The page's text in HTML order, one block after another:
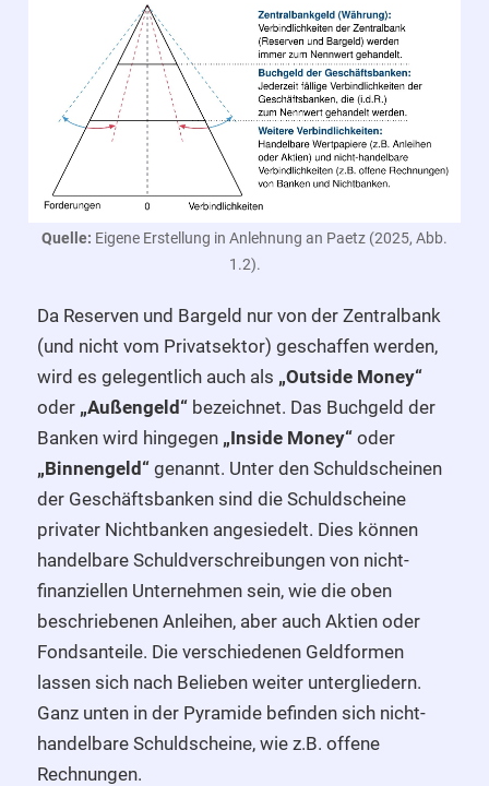
Quelle: Eigene Erstellung in Anlehnung an Paetz (2025, Abb.
1.2).
Da Reserven und Bargeld nur von der Zentralbank
(und nicht vom Privatsektor) geschaffen werden,
wird es gelegentlich auch als „Outside Money“
oder „Außengeld“ bezeichnet. Das Buchgeld der
Banken wird hingegen „Inside Money“ oder
„Binnengeld“ genannt. Unter den Schuldscheinen
der Geschäftsbanken sind die Schuldscheine
privater Nichtbanken angesiedelt. Dies können
handelbare Schuldverschreibungen von nicht-
finanziellen Unternehmen sein, wie die oben
beschriebenen Anleihen, aber auch Aktien oder
Fondsanteile. Die verschiedenen Geldformen
lassen sich nach Belieben weiter untergliedern.
Ganz unten in der Pyramide befinden sich nicht-
handelbare Schuldscheine, wie z.B. offene
Rechnungen.